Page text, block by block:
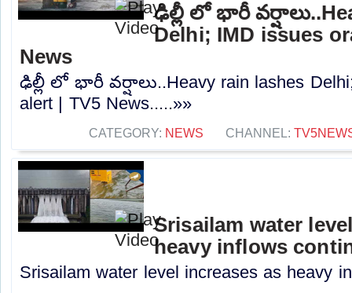
ఢిల్లీ లో భారీ
Delhi; IMD issues
News
ఢిల్లీ లో భారీ వర్షాలు..Heavy rain lashes
alert | TV5 News.....»»
CATEGORY: NEWS CHANNEL:
Srisailam water
heavy inflows
Srisailam water level increases as heavy